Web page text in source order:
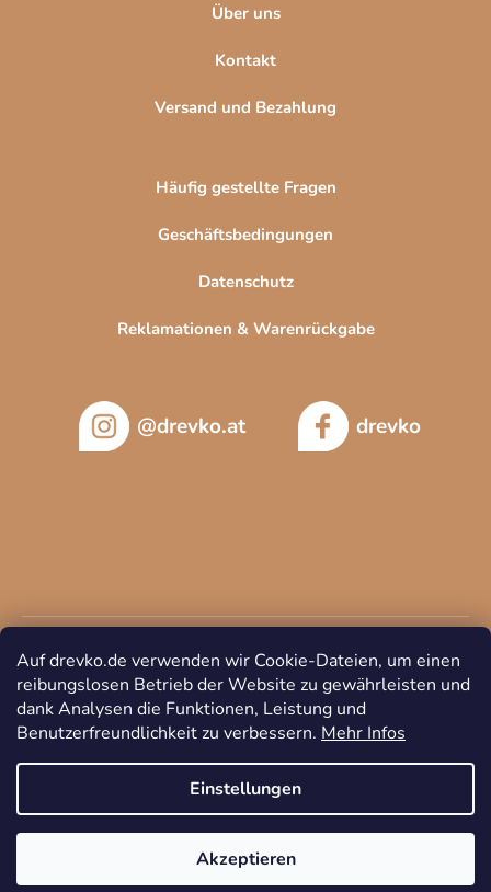
Auf drevko.de verwenden wir Cookie-Dateien, um einen
reibungslosen Betrieb der Website zu gewährleisten und
dank Analysen die Funktionen, Leistung und
Benutzerfreundlichkeit zu verbessern. Mehr Infos
Einstellungen
Akzeptieren
Über uns
Kontakt
Versand und Bezahlung
Häufig gestellte Fragen
Geschäftsbedingungen
Datenschutz
Reklamationen & Warenrückgabe
@drevko.at drevko
Erstellt von Shoptet
Copyright 2026DREVKO. Alle Rechte vorbehalten.